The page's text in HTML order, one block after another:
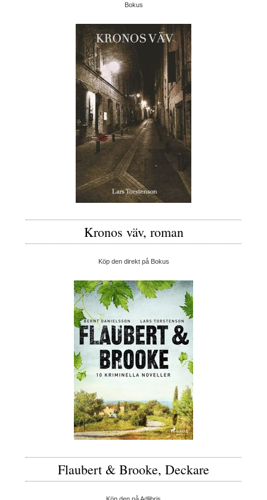
Bokus
Kronos väv, roman
Köp den direkt på Bokus
Flaubert & Brooke, Deckare